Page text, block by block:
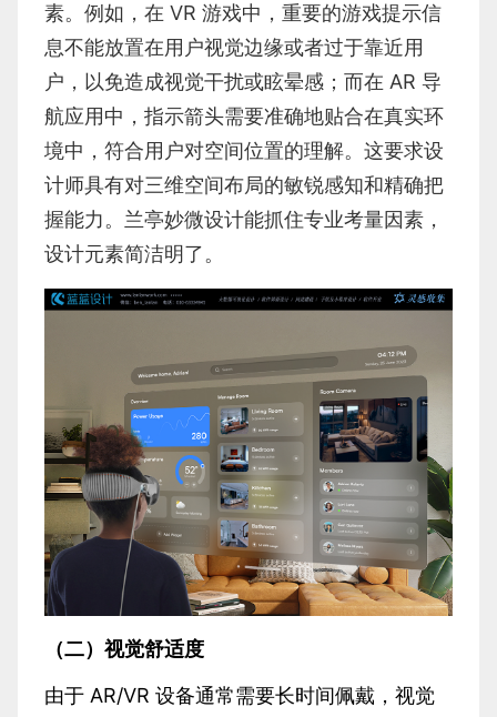
素。例如，在 VR 游戏中，重要的游戏提示信
息不能放置在用户视觉边缘或者过于靠近用
户，以免造成视觉干扰或眩晕感；而在 AR 导
航应用中，指示箭头需要准确地贴合在真实环
境中，符合用户对空间位置的理解。这要求设
计师具有对三维空间布局的敏锐感知和精确把
握能力。兰亭妙微设计能抓住专业考量因素，
设计元素简洁明了。
（二）视觉舒适度
由于 AR/VR 设备通常需要长时间佩戴，视觉